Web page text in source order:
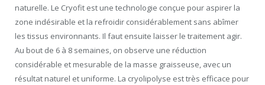
naturelle. Le Cryofit est une technologie conçue pour aspirer la
zone indésirable et la refroidir considérablement sans abîmer
les tissus environnants. Il faut ensuite laisser le traitement agir.
Au bout de 6 à 8 semaines, on observe une réduction
considérable et mesurable de la masse graisseuse, avec un
résultat naturel et uniforme. La cryolipolyse est très efficace pour